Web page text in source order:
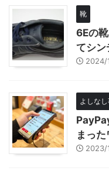
靴
6Eの
てシン
2024/
よしな
まっ
2023/